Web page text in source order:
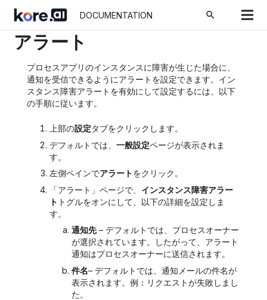
DOCUMENTATION search
ホーム Docs Process Apps
アラート
プロセスアプリのインスタンスに障害が生じた場合に、
通知を受信できるようにアラートを設定できます。イン
スタンス障害アラートを有効にして設定するには、以下
の手順に従います。
上部の設定タブをクリックします。
デフォルトでは、 一般設定ページが表示されま
す。
左側ペインでアラートをクリック。
「アラート」ページで、 インスタンス障害アラー
ト トグルをオンにして、以下の詳細を設定しま
す。
通知先– デフォルトでは、プロセスオーナー
が選択されています。したがって、アラート
通知はプロセスオーナーに送信されます。
件名– デフォルトでは、通知メールの件名が
表示されます。例：リクエストが失敗しまし
た。